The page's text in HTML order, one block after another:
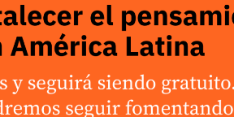
para que la violencia
de hoy.